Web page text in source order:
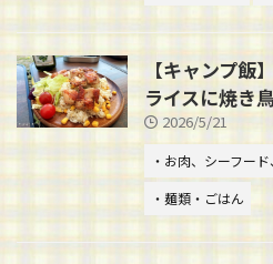
【キャンプ飯
ライスに焼き
2026/5/21
・お肉、シーフー
・麺類・ごはん